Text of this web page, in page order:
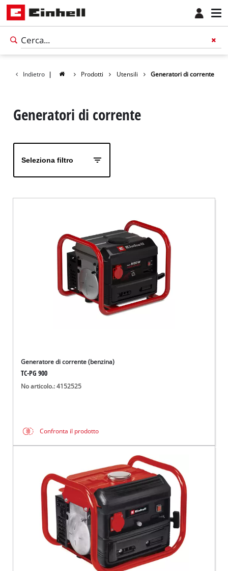
Indietro | Prodotti Utensili Generatori di corrente
Generatori di corrente
Seleziona filtro
Generatore di corrente (benzina)
TC-PG 900
No articolo.: 4152525
Confronta il prodotto